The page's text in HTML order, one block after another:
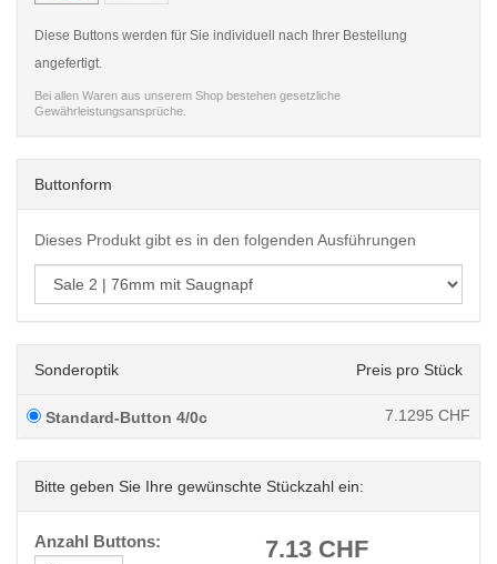
Diese Buttons werden für Sie individuell nach Ihrer Bestellung
angefertigt.
Bei allen Waren aus unserem Shop bestehen gesetzliche
Gewährleistungsansprüche.
Buttonform
Dieses Produkt gibt es in den folgenden Ausführungen
Sonderoptik Preis pro Stück
Standard-Button 4/0c 7.1295 CHF
Bitte geben Sie Ihre gewünschte Stückzahl ein:
Anzahl Buttons: 7.13 CHF